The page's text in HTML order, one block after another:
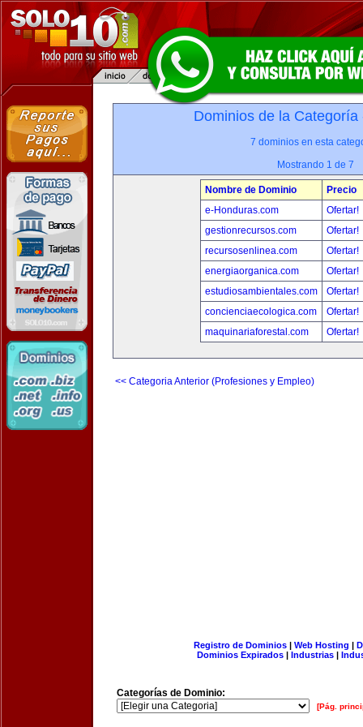
Dominios de la
7 dominios en esta
Mostrando 1 de 7
Nombre de Dominio
Precio
e-Honduras.com
Ofertar!
gestionrecursos.com
Ofertar!
recursosenlinea.com
Ofertar!
energiaorganica.com
Ofertar!
estudiosambientales.com
Ofertar!
concienciaecologica.com
Ofertar!
maquinariaforestal.com
Ofertar!
<< Categoria Anterior (Profesiones y Empleo)
Registro de Dominios| Web Hosting |
Dominios Expirados | Industrias |
Categorías de Dominio:
[Pág.